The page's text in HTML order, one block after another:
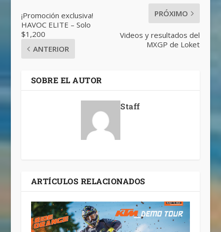
¡Promoción exclusiva!
HAVOC ELITE – Solo
$1,200
ANTERIOR
PRÓXIMO
Videos y resultados del
MXGP de Loket
SOBRE EL AUTOR
Staff
ARTÍCULOS RELACIONADOS